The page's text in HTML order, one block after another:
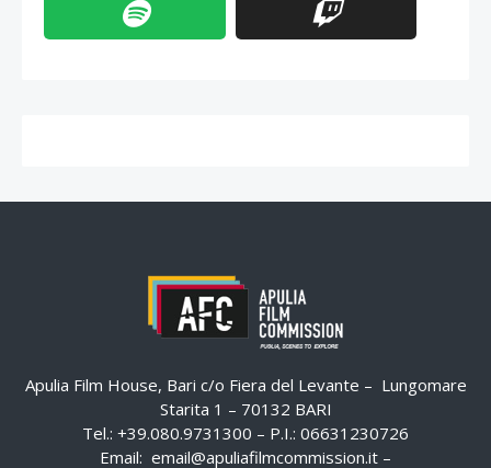
Apulia Film House, Bari c/o Fiera del Levante – Lungomare
Starita 1 – 70132 BARI
Tel.: +39.080.9731300 – P.I.: 06631230726
Email: email@apuliafilmcommission.it –